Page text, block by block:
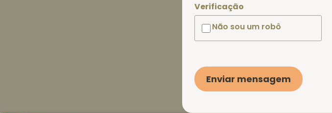
Verificação
Não sou um robô